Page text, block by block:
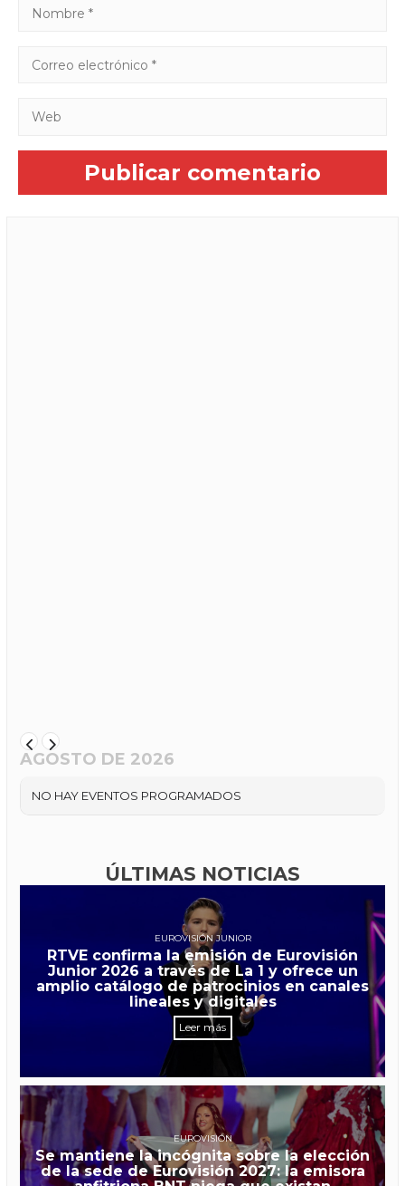
AGOSTO DE 2026
NO HAY EVENTOS PROGRAMADOS
ÚLTIMAS NOTICIAS
EUROVISIÓN JUNIOR
RTVE confirma la emisión de Eurovisión
Junior 2026 a través de La 1 y ofrece un
amplio catálogo de patrocinios en canales
lineales y digitales
Leer más
EUROVISIÓN
Se mantiene la incógnita sobre la elección
de la sede de Eurovisión 2027: la emisora